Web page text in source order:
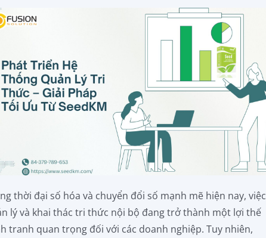
thời đại số hóa và chuyển đổi số mạnh mẽ hiện nay, việc
lý và khai thác tri thức nội bộ đang trở thành một lợi thế
tranh quan trọng đối với các doanh nghiệp. Tuy nhiên,